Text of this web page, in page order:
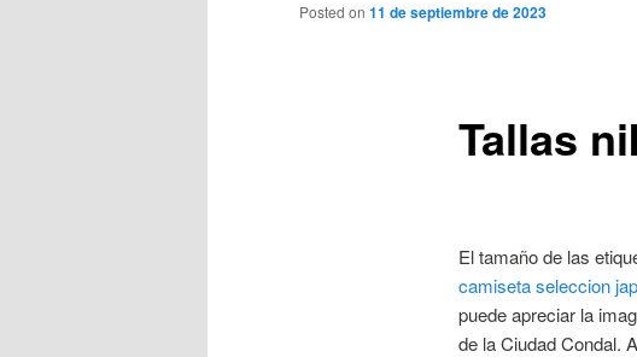
Tallas
Posted on 11 de septiembre de 2023
El tamaño de las
camiseta seleccion
puede apreciar la
de la Ciudad Condal.